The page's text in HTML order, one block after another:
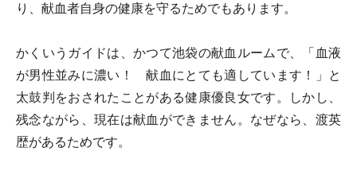
り、献血者自身の健康を守るためでもあります。
かくいうガイドは、かつて池袋の献血ルームで、「血液
が男性並みに濃い！ 献血にとても適しています！」と
太鼓判をおされたことがある健康優良女です。しかし、
残念ながら、現在は献血ができません。なぜなら、渡英
歴があるためです。